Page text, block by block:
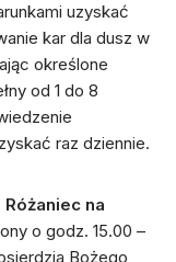
uzyskać
kar dla dusz w
określone
od 1 do 8
raz dziennie.
Różaniec na
o godz. 15.00 –
Bożego